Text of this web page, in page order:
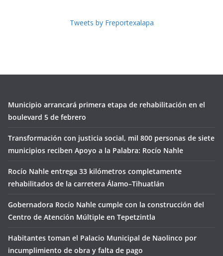
Tweets by Freportexalapa
Municipio arrancará primera etapa de rehabilitación en el
boulevard 5 de febrero
Transformación con justicia social, mil 800 personas de siete
municipios reciben Apoyo a la Palabra: Rocío Nahle
Rocío Nahle entrega 33 kilómetros completamente
rehabilitados de la carretera Álamo–Tihuatlán
Gobernadora Rocío Nahle cumple con la construcción del
Centro de Atención Múltiple en Tepetzintla
Habitantes toman el Palacio Municipal de Naolinco por
incumplimiento de obra y falta de pago